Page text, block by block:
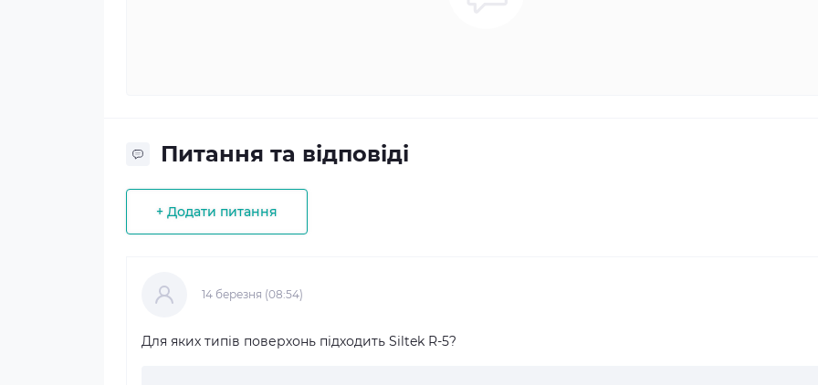
Питання та відповіді
+ Додати питання
14 березня (08:54)
Для яких типів поверхонь підходить Siltek R-5?